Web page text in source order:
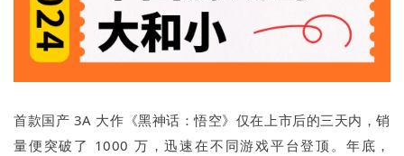
首款国产 3A 大作《黑神话：悟空》仅在上市后的三天内，销
量便突破了 1000 万，迅速在不同游戏平台登顶。年底，